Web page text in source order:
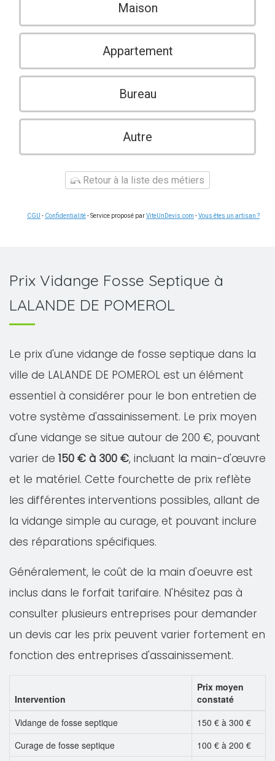
Maison
Appartement
Bureau
Autre
Retour à la liste des métiers
CGU - Confidentialité- Service proposé parViteUnDevis.com -Vous êtes un artisan ?
Prix Vidange Fosse Septique à
LALANDE DE POMEROL
Le prix d'une vidange de fosse septique dans la
ville de LALANDE DE POMEROL est un élément
essentiel à considérer pour le bon entretien de
votre système d'assainissement. Le prix moyen
d'une vidange se situe autour de 200 €, pouvant
varier de 150 € à 300 €, incluant la main-d'œuvre
et le matériel. Cette fourchette de prix reflète
les différentes interventions possibles, allant de
la vidange simple au curage, et pouvant inclure
des réparations spécifiques.
Généralement, le coût de la main d'oeuvre est
inclus dans le forfait tarifaire. N'hésitez pas à
consulter plusieurs entreprises pour demander
un devis car les prix peuvent varier fortement en
fonction des entreprises d'assainissement.
Intervention
Prix moyen
constaté
Vidange de fosse septique
150 € à 300 €
Curage de fosse septique
100 € à 200 €